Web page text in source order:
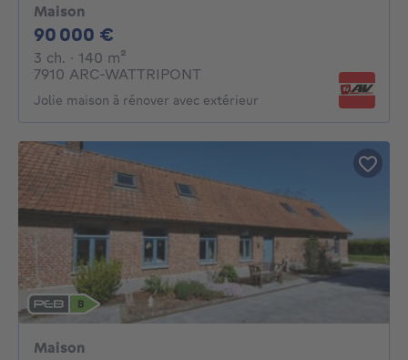
Maison
90 000 €
3 ch. 3 chambres
· 140 m²
7910 ARC-WATTRIPONT
Jolie maison à rénover avec extérieur
Maison